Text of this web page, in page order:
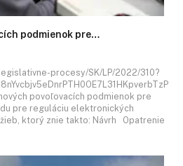
podmienok pre…
procesy/SK/LP/2022/310?
povoľovacích podmienok pre
pre reguláciu elektronických
ktorý znie takto: Návrh Opatrenie